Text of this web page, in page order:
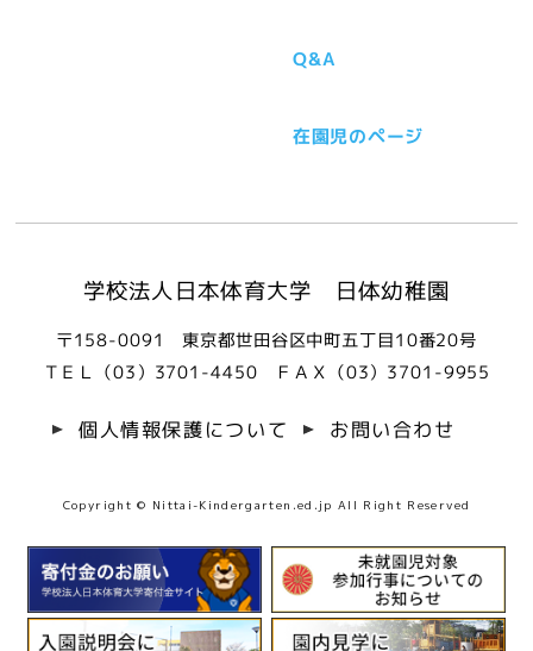
Q&A
在園児のページ
学校法人日本体育大学 日体幼稚園
〒158-0091 東京都世田谷区中町五丁目10番20号
ＴＥＬ（03）3701-4450 ＦＡＸ（03）3701-9955
個人情報保護について お問い合わせ
Copyright © Nittai-Kindergarten.ed.jp All Right Reserved